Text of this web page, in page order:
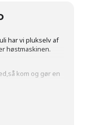
har vi plukselv af
høstmaskinen.
kom og gør en